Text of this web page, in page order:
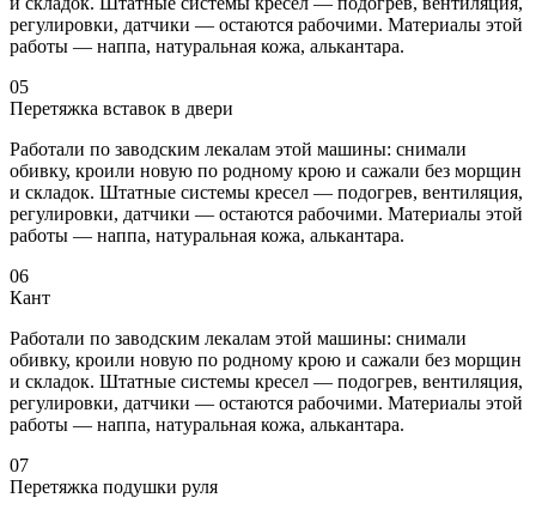
регулировки, датчики — остаются рабочими. Материалы этой
работы — наппа, натуральная кожа, алькантара.
05
Перетяжка вставок в двери
Работали по заводским лекалам этой машины: снимали
обивку, кроили новую по родному крою и сажали без морщин
и складок. Штатные системы кресел — подогрев, вентиляция,
регулировки, датчики — остаются рабочими. Материалы этой
работы — наппа, натуральная кожа, алькантара.
06
Кант
Работали по заводским лекалам этой машины: снимали
обивку, кроили новую по родному крою и сажали без морщин
и складок. Штатные системы кресел — подогрев, вентиляция,
регулировки, датчики — остаются рабочими. Материалы этой
работы — наппа, натуральная кожа, алькантара.
07
Перетяжка подушки руля